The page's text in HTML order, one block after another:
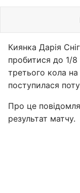
Киянка Дарія
пробитися до 1/8
третього кола
поступилася
Про це
результат матчу.